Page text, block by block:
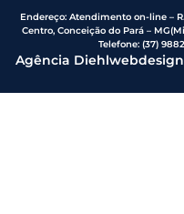
Endereço: Atendimento on-line –
Centro, Conceição do Pará –
Telefone:(37)
Agência